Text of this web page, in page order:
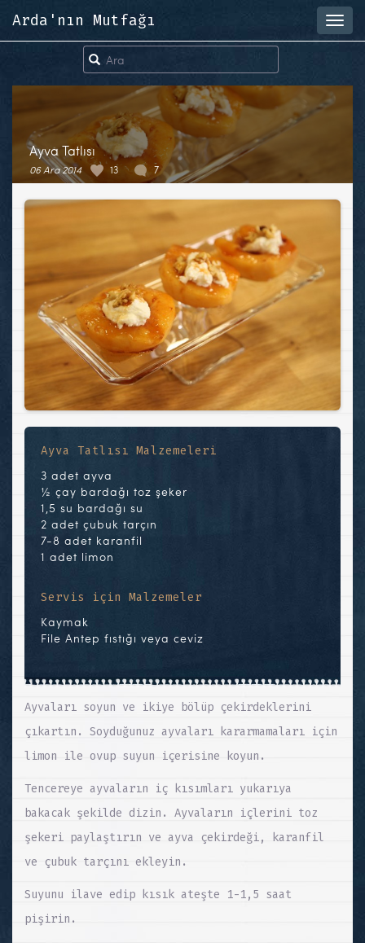
Arda'nın Mutfağı
Ayva Tatlısı
06 Ara 2014 13 7
Ayva Tatlısı Malzemeleri
3 adet ayva
½ çay bardağı toz şeker
1,5 su bardağı su
2 adet çubuk tarçın
7-8 adet karanfil
1 adet limon
Servis için Malzemeler
Kaymak
File Antep fıstığı veya ceviz
Ayvaları soyun ve ikiye bölüp çekirdeklerini
çıkartın. Soyduğunuz ayvaları kararmamaları için
limon ile ovup suyun içerisine koyun.
Tencereye ayvaların iç kısımları yukarıya
bakacak şekilde dizin. Ayvaların içlerini toz
şekeri paylaştırın ve ayva çekirdeği, karanfil
ve çubuk tarçını ekleyin.
Suyunu ilave edip kısık ateşte 1-1,5 saat
pişirin.